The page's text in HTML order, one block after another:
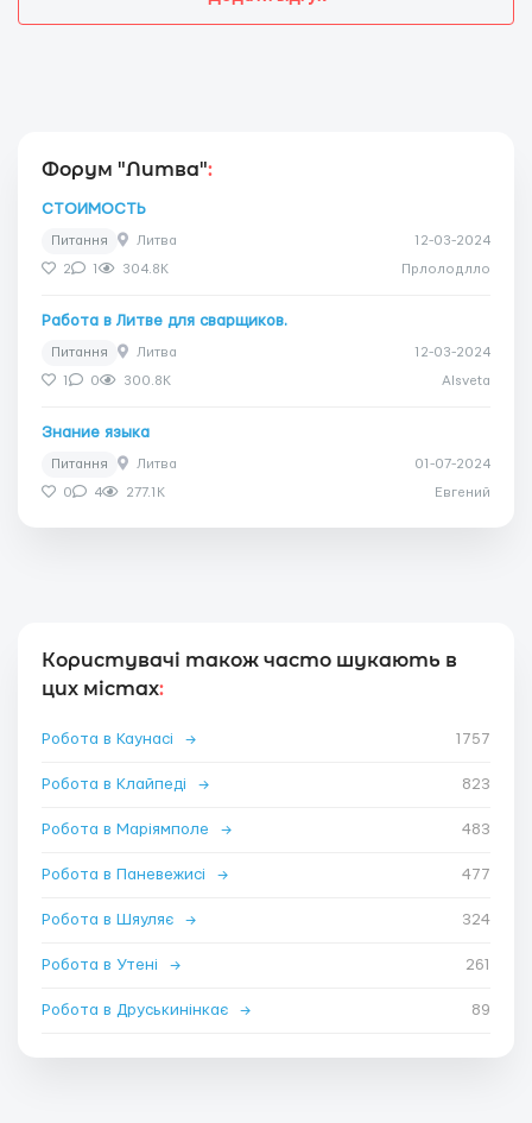
Форум "Литва":
СТОИМОСТЬ
Питання Литва 12-03-2024
2 1 304.8K Прлолодлло
Работа в Литве для сварщиков.
Питання Литва 12-03-2024
1 0 300.8K Alsveta
Знание языка
Питання Литва 01-07-2024
0 4 277.1K Евгений
Користувачі також часто шукають в
цих містах:
Робота в Каунасі → 1757
Робота в Клайпеді → 823
Робота в Маріямполе → 483
Робота в Паневежисі → 477
Робота в Шяуляє → 324
Робота в Утені → 261
Робота в Друськинінкає → 89